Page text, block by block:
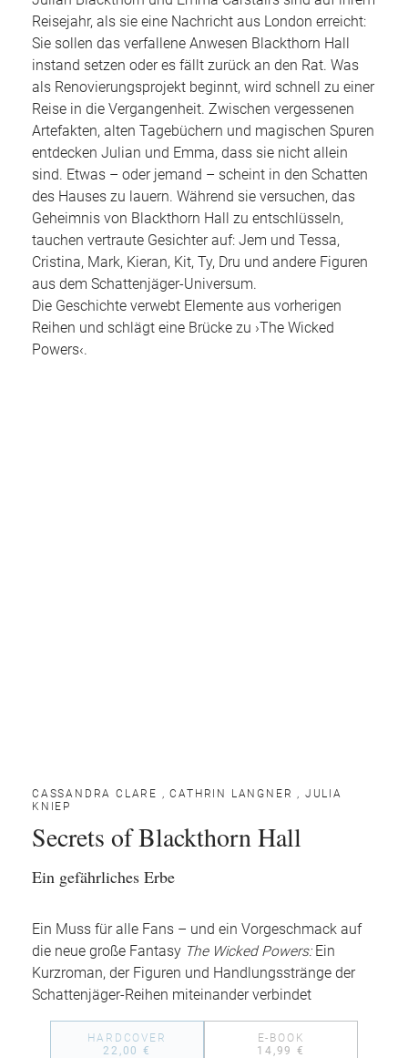
Reisejahr, als sie eine Nachricht aus London erreicht:
Sie sollen das verfallene Anwesen Blackthorn Hall
instand setzen oder es fällt zurück an den Rat. Was
als Renovierungsprojekt beginnt, wird schnell zu einer
Reise in die Vergangenheit. Zwischen vergessenen
Artefakten, alten Tagebüchern und magischen Spuren
entdecken Julian und Emma, dass sie nicht allein
sind. Etwas – oder jemand – scheint in den Schatten
des Hauses zu lauern. Während sie versuchen, das
Geheimnis von Blackthorn Hall zu entschlüsseln,
tauchen vertraute Gesichter auf: Jem und Tessa,
Cristina, Mark, Kieran, Kit, Ty, Dru und andere Figuren
aus dem Schattenjäger-Universum.
Die Geschichte verwebt Elemente aus vorherigen
Reihen und schlägt eine Brücke zu ›The Wicked
Powers‹.
CASSANDRA CLARE ,CATHRIN LANGNER , JULIA
KNIEP
Secrets of Blackthorn Hall
Ein gefährliches Erbe
Ein Muss für alle Fans – und ein Vorgeschmack auf
die neue große Fantasy The Wicked Powers: Ein
Kurzroman, der Figuren und Handlungsstränge der
Schattenjäger-Reihen miteinander verbindet
HARDCOVER
22,00 €
E-BOOK
14,99 €